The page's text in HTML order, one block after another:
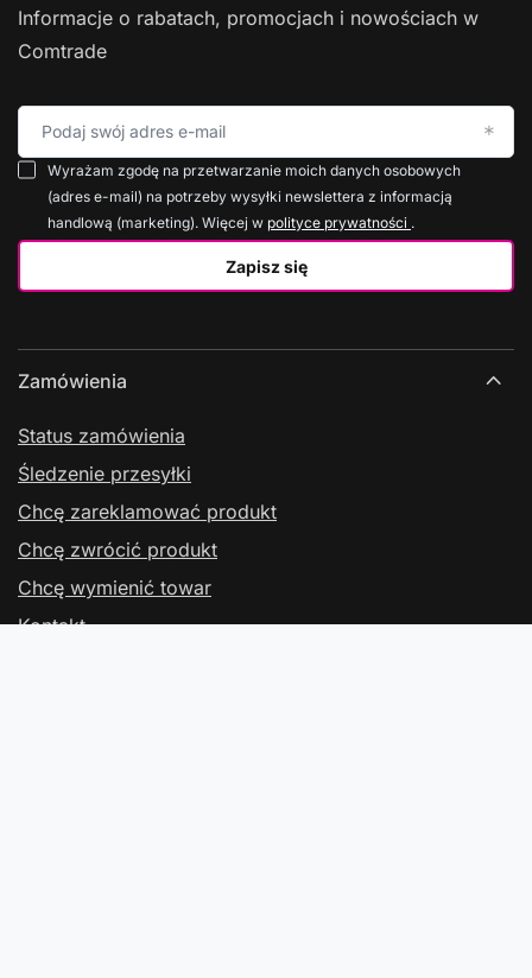
Informacje o rabatach, promocjach i nowościach w
Comtrade
Podaj swój adres e-mail
Zapisz się
Wyrażam zgodę na przetwarzanie moich danych osobowych
(adres e-mail) na potrzeby wysyłki newslettera z informacją
handlową (marketing). Więcej w polityce prywatności .
Zamówienia
Status zamówienia
Śledzenie przesyłki
Chcę zareklamować produkt
Chcę zwrócić produkt
Chcę wymienić towar
Kontakt